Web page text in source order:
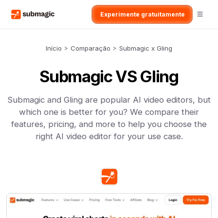
Experimente gratuitamente
Início > Comparação > Submagic x Gling
Submagic VS Gling
Submagic and Gling are popular AI video editors, but
which one is better for you? We compare their
features, pricing, and more to help you choose the
right AI video editor for your use case.